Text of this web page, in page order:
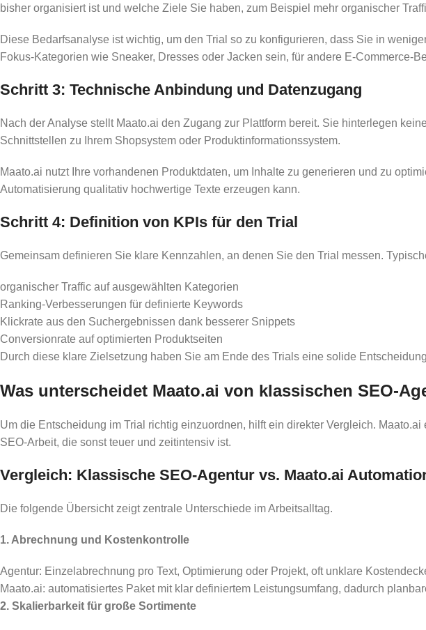
bisher organisiert ist und welche Ziele Sie haben, zum Beispiel mehr organischer
Diese Bedarfsanalyse ist wichtig, um den Trial so zu konfigurieren, dass Sie in
Fokus-Kategorien wie Sneaker, Dresses oder Jacken sein, für andere E-Commerce-
Schritt 3: Technische Anbindung und Datenzugang
Nach der Analyse stellt Maato.ai den Zugang zur Plattform bereit. Sie hinterlegen
Schnittstellen zu Ihrem Shopsystem oder Produktinformationssystem.
Maato.ai nutzt Ihre vorhandenen Produktdaten, um Inhalte zu generieren und zu
Automatisierung qualitativ hochwertige Texte erzeugen kann.
Schritt 4: Definition von KPIs für den Trial
Gemeinsam definieren Sie klare Kennzahlen, an denen Sie den Trial messen.
organischer Traffic auf ausgewählten Kategorien
Ranking-Verbesserungen für definierte Keywords
Klickrate aus den Suchergebnissen dank besserer Snippets
Conversionrate auf optimierten Produktseiten
Durch diese klare Zielsetzung haben Sie am Ende des Trials eine solide
Was unterscheidet Maato.ai von klassischen SEO-
Um die Entscheidung im Trial richtig einzuordnen, hilft ein direkter Vergleich.
SEO-Arbeit, die sonst teuer und zeitintensiv ist.
Vergleich: Klassische SEO-Agentur vs. Maato.ai
Die folgende Übersicht zeigt zentrale Unterschiede im Arbeitsalltag.
1. Abrechnung und Kostenkontrolle
Agentur: Einzelabrechnung pro Text, Optimierung oder Projekt, oft unklare
Maato.ai: automatisiertes Paket mit klar definiertem Leistungsumfang, dadurch
2. Skalierbarkeit für große Sortimente